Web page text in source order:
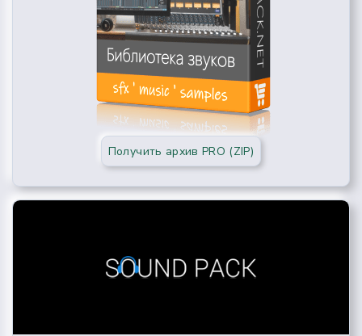
Получить архив PRO (ZIP)